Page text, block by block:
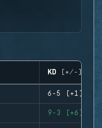
KD (+/-)
6-5 (+1)
9-3 (+6)